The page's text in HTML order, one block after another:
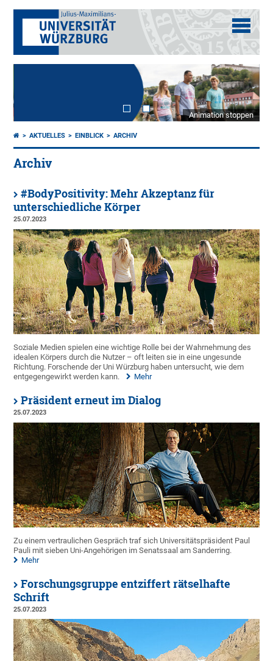
Animation stoppen
AKTUELLES EINBLICK ARCHIV
Archiv
#BodyPositivity: Mehr Akzeptanz für
unterschiedliche Körper
25.07.2023
Soziale Medien spielen eine wichtige Rolle bei der Wahrnehmung des
idealen Körpers durch die Nutzer – oft leiten sie in eine ungesunde
Richtung. Forschende der Uni Würzburg haben untersucht, wie dem
entgegengewirkt werden kann.
Mehr
Präsident erneut im Dialog
25.07.2023
Zu einem vertraulichen Gespräch traf sich Universitätspräsident Paul
Pauli mit sieben Uni-Angehörigen im Senatssaal am Sanderring.
Mehr
Forschungsgruppe entziffert rätselhafte
Schrift
25.07.2023